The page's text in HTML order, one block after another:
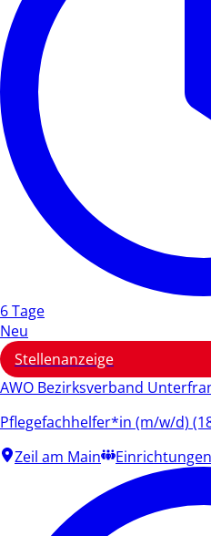
6 Tage
Neu
Stellenanzeige
AWO Bezirksverband
Pflegefachhelfer*in (m/w/d)
Zeil am Main